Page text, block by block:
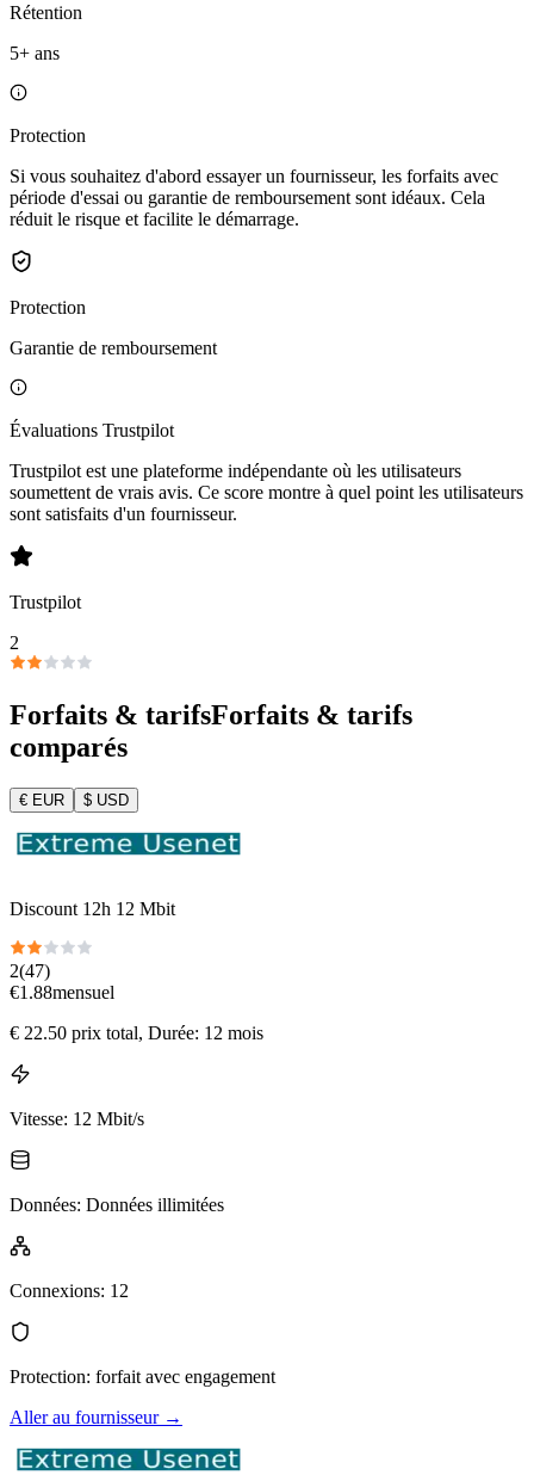
Rétention
5+ ans
Protection
Si vous souhaitez d'abord essayer un fournisseur, les forfaits avec
période d'essai ou garantie de remboursement sont idéaux. Cela
réduit le risque et facilite le démarrage.
Protection
Garantie de remboursement
Évaluations Trustpilot
Trustpilot est une plateforme indépendante où les utilisateurs
soumettent de vrais avis. Ce score montre à quel point les utilisateurs
sont satisfaits d'un fournisseur.
Trustpilot
2
Forfaits & tarifsForfaits & tarifs
comparés
€ EUR $ USD
Discount 12h 12 Mbit
2(47)
€1.88mensuel
€ 22.50 prix total, Durée: 12 mois
Vitesse: 12 Mbit/s
Données: Données illimitées
Connexions: 12
Protection: forfait avec engagement
Aller au fournisseur→